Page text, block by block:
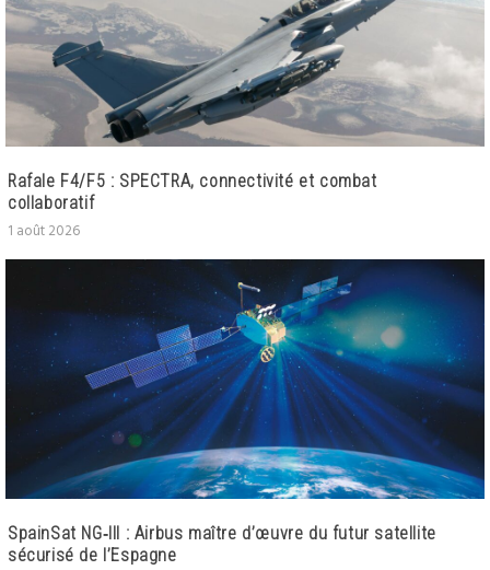
Rafale F4/F5 : SPECTRA, connectivité et combat
collaboratif
1 août 2026
SpainSat NG‑III : Airbus maître d’œuvre du futur satellite
sécurisé de l’Espagne